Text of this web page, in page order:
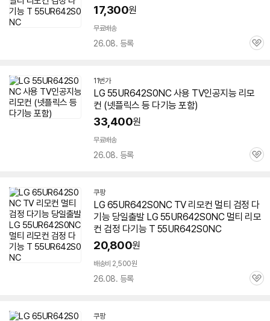
17,300원
무료배송
26.08. 등록
관
11번가
LG 55UR642S0NC사용 TV인공지능 리모
컨 (넷플릭스 등 다기능 포함)
33,400원
무료배송
26.08. 등록
관
쿠팡
LG 65UR642S0NC TV 리모컨 멀티 검정 다
기능 당일출발 LG 55UR642S0NC멀티 리모
컨 검정 다기능 T 55UR642S0NC
20,800원
배송비 2,500원
26.08. 등록
관
쿠팡
세부정보 열기/접기